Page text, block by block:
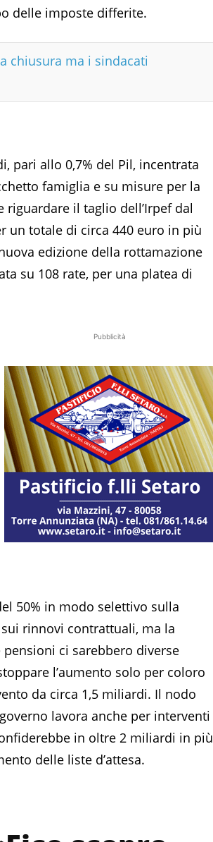
delle imposte differite.
chiusura ma i sindacati
pari allo 0,7% del Pil, incentrata
famiglia e su misure per la
il taglio dell’Irpef dal
un totale di circa 440 euro in più
edizione della rottamazione
su 108 rate, per una platea di
Pubblicità
50% in modo selettivo sulla
rinnovi contrattuali, ma la
ci sarebbero diverse
l’aumento solo per coloro
da circa 1,5 miliardi. Il nodo
lavora anche per interventi
in oltre 2 miliardi in più
delle liste d’attesa.